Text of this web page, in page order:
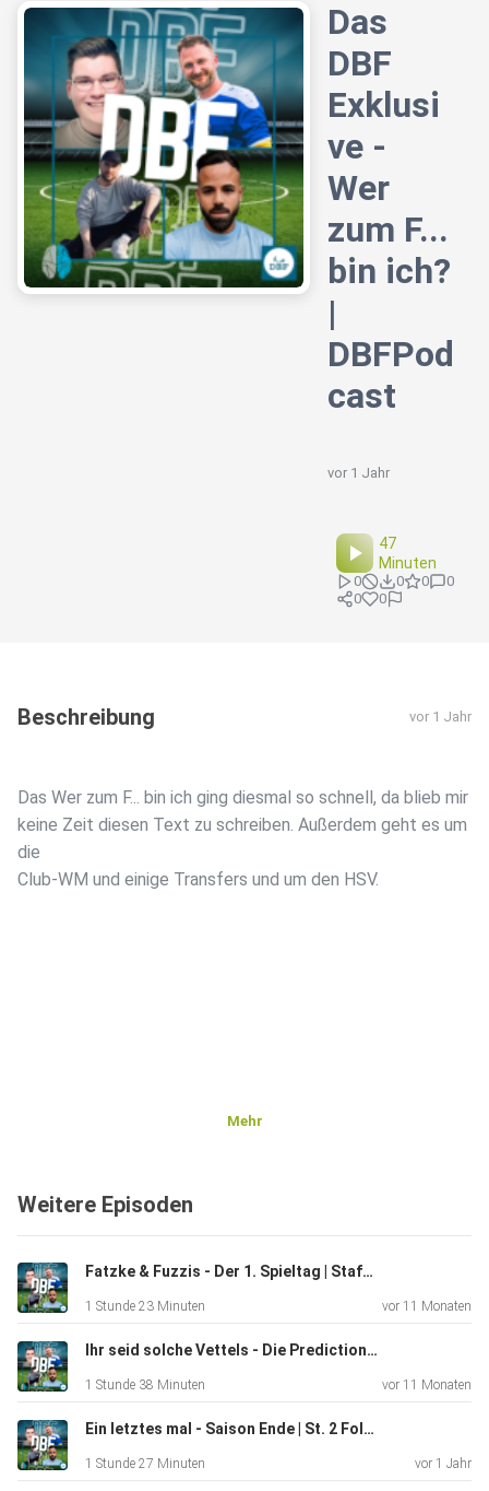
Das
DBF
Exklusi
ve -
Wer
zum F...
bin ich?
|
DBFPod
cast
vor 1 Jahr
47
Minuten
0 0 0
0
0
0
Beschreibung vor 1 Jahr
Das Wer zum F... bin ich ging diesmal so schnell, da blieb mir
keine Zeit diesen Text zu schreiben. Außerdem geht es um
die
Club-WM und einige Transfers und um den HSV.
Mehr
Weitere Episoden
Fatzke & Fuzzis - Der 1. Spieltag | Staffel 3 Folge 2 | DBFPodcast
1 Stunde 23 Minuten vor 11 Monaten
Ihr seid solche Vettels - Die Predictions | Staffel 3 Folge 1 | DBFPodcast
1 Stunde 38 Minuten vor 11 Monaten
Ein letztes mal - Saison Ende | St. 2 Folge 37 | DBFPodcast
1 Stunde 27 Minuten vor 1 Jahr